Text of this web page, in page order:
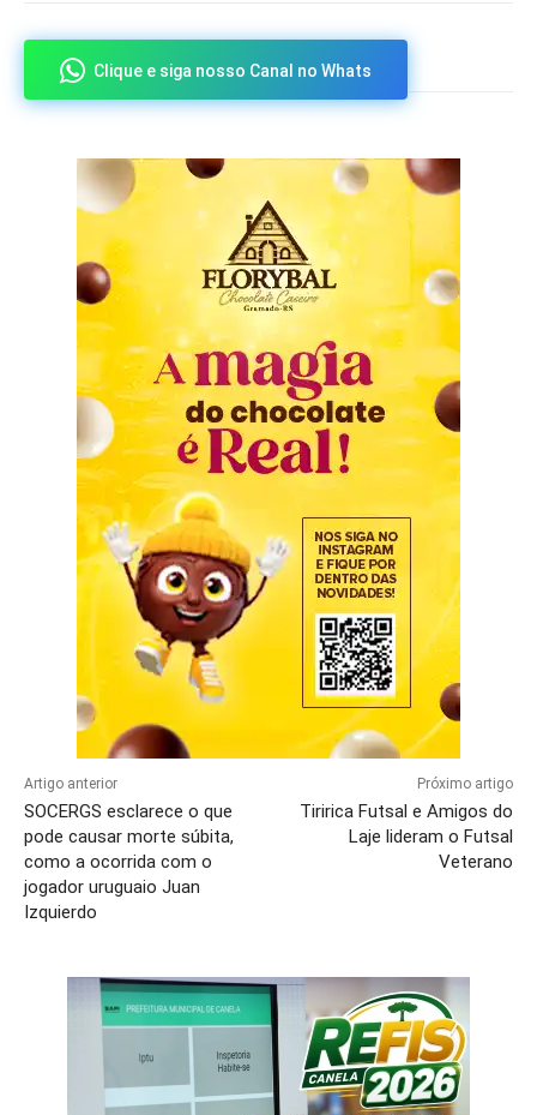
Clique e siga nosso Canal no Whats
Artigo anterior
SOCERGS esclarece o que
pode causar morte súbita,
como a ocorrida com o
jogador uruguaio Juan
Izquierdo
Próximo artigo
Tiririca Futsal e Amigos do
Laje lideram o Futsal
Veterano